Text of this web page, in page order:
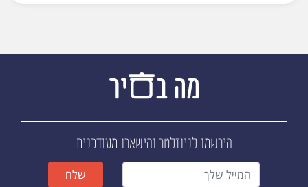
הירשמו לניוזלטרוהישארו מעודכנים
שלח